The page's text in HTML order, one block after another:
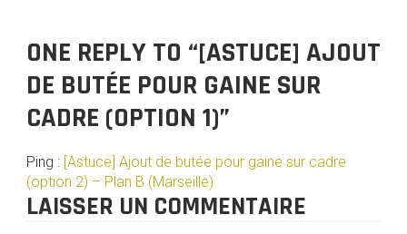
ONE REPLY TO “[ASTUCE] AJOUT
DE BUTÉE POUR GAINE SUR
CADRE (OPTION 1)”
Ping : [Astuce] Ajout de butée pour gaine sur cadre
(option 2) – Plan B (Marseille)
LAISSER UN COMMENTAIRE